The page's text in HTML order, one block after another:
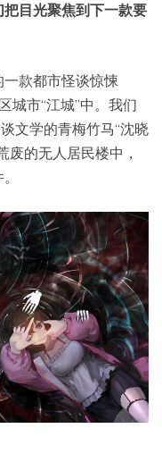
目光聚焦到下一款要
一款都市怪谈惊悚
城市“江城”中。我们
文学的青梅竹马“沈晓
废的无人居民楼中，